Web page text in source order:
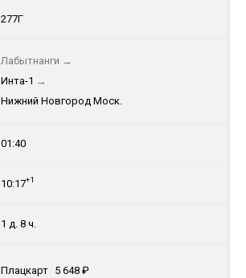
277Г
Лабытнанги →
Инта-1 →
Нижний Новгород Моск.
01:40
10:17+1
1 д. 8 ч.
Плацкарт 5 648